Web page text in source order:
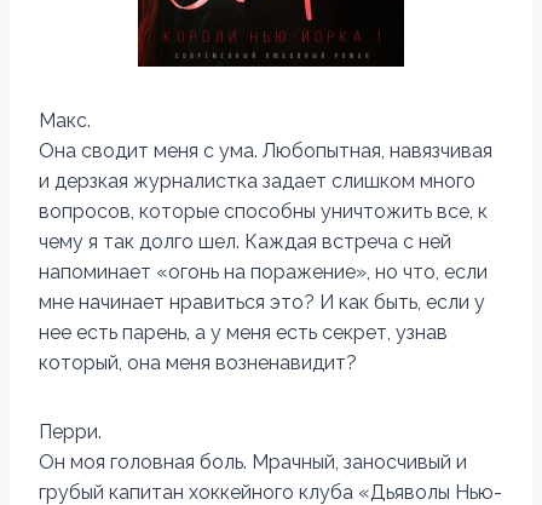
Макс.
Она сводит меня с ума. Любопытная, навязчивая
и дерзкая журналистка задает слишком много
вопросов, которые способны уничтожить все, к
чему я так долго шел. Каждая встреча с ней
напоминает «огонь на поражение», но что, если
мне начинает нравиться это? И как быть, если у
нее есть парень, а у меня есть секрет, узнав
который, она меня возненавидит?
Перри.
Он моя головная боль. Мрачный, заносчивый и
грубый капитан хоккейного клуба «Дьяволы Нью-